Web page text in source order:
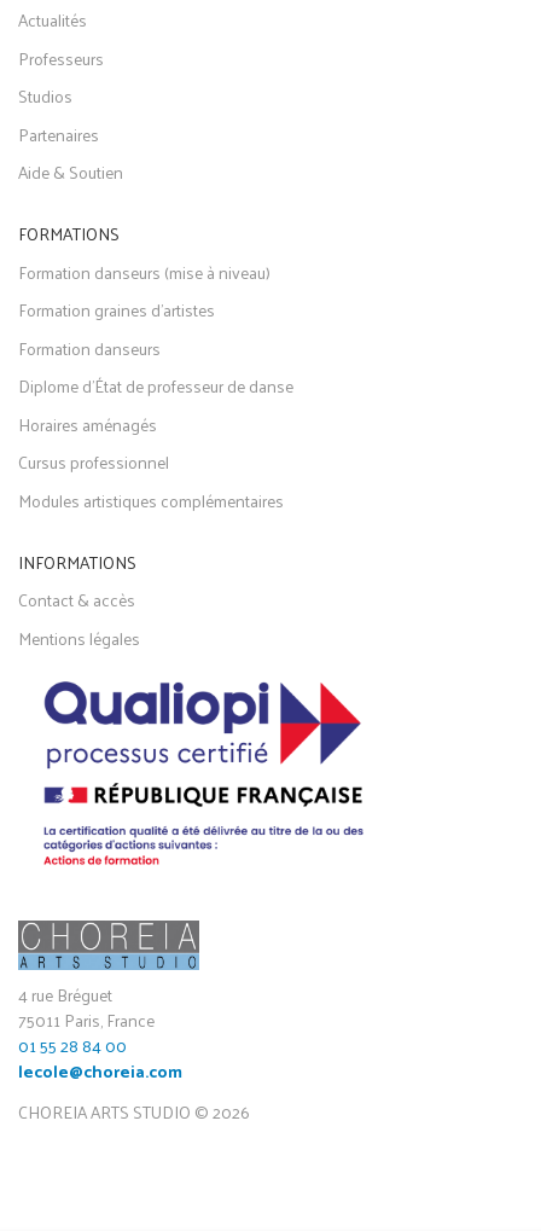
Actualités
Professeurs
Studios
Partenaires
Aide & Soutien
FORMATIONS
Formation danseurs (mise à niveau)
Formation graines d'artistes
Formation danseurs
Diplome d'État de professeur de danse
Horaires aménagés
Cursus professionnel
Modules artistiques complémentaires
INFORMATIONS
Contact & accès
Mentions légales
4 rue Bréguet
75011 Paris, France
01 55 28 84 00
lecole@choreia.com
CHOREIA ARTS STUDIO © 2026